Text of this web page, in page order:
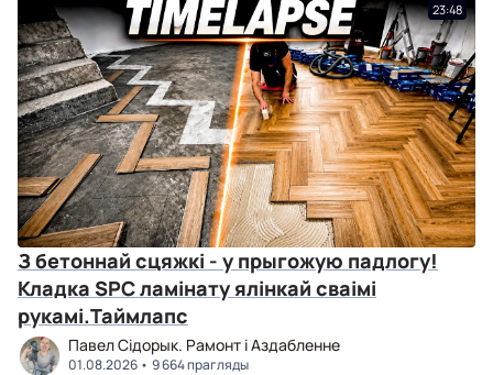
23:48
З бетоннай сцяжкі - у прыгожую падлогу!
Кладка SPC ламінату ялінкай сваімі
рукамі.Таймлапс
Павел Сідорык. Рамонт і Аздабленне
01.08.2026 9 664 прагляды